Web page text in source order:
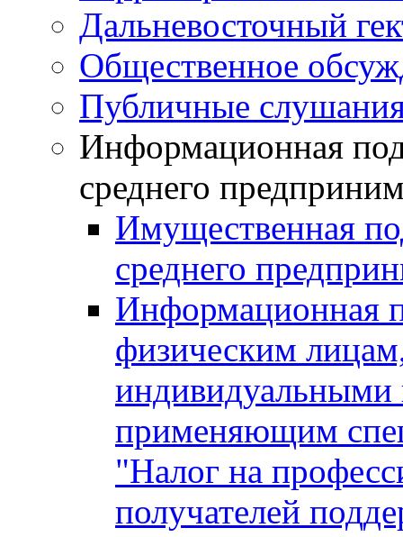
Дальневосточный
Общественное
Публичные
Информационная
среднего
Имущественная
среднего
Информационная
физическим
индивидуальными
применяющим
"Налог на
получателей